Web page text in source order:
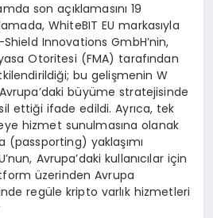
son açıklamasını 19
WhiteBIT EU markasıyla
Innovations GmbH’nin,
Otoritesi (FMA) tarafından
bu gelişmenin W
büyüme stratejisinde
ettiği ifade edildi. Ayrıca, tek
hizmet sunulmasına olanak
(passporting) yaklaşımı
Avrupa’daki kullanıcılar için
üzerinden Avrupa
regüle kripto varlık hizmetleri